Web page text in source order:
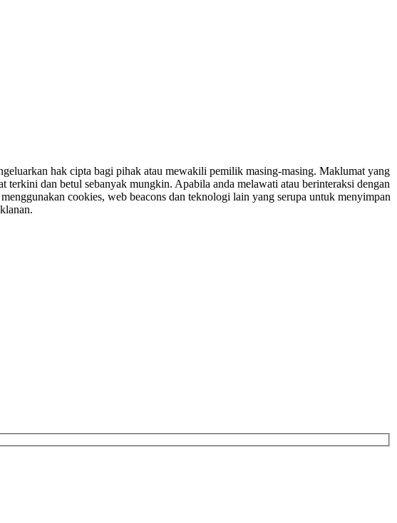
hak cipta bagi pihak atau mewakili pemilik masing-masing. Maklumat yang
dan betul sebanyak mungkin. Apabila anda melawati atau berinteraksi dengan
cookies, web beacons dan teknologi lain yang serupa untuk menyimpan